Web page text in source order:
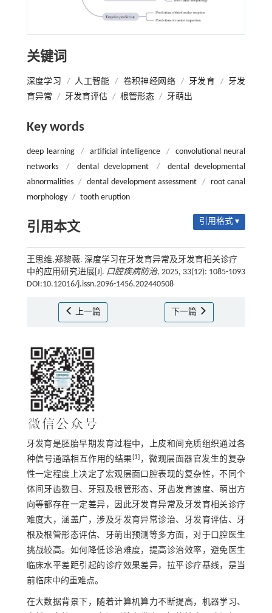
关键词
深度学习 / 人工智能 / 卷积神经网络 / 牙发育 /
牙发
育异常 / 牙发育评估 / 根管形态 / 牙萌出
Key words
deep learning / artificial intelligence /
convolutional neural
networks
/ dental development /
dental developmental
abnormalities / dental development assessment / root canal
morphology / tooth eruption
引用本文 引用格式 ▾
王思维,郑黎薇. 深度学习在牙发育异常及牙发育相关诊疗
中的应用研究进展[J]. 口腔疾病防治, 2025, 33(12): 1085-1093
DOI:10.12016/j.issn.2096-1456.202440508
上一篇 下一篇
牙发育是胚胎早期发育过程中，上皮和间充质组织通过各
种信号通路相互作用的结果[1] ，微观层面器官发生的复杂
性一定程度上决定了宏观层面口腔表现的复杂性，不同个
体间牙齿数目、牙冠及根管形态、牙齿发育速度、萌出方
向等都存在一定差异，因此牙发育异常及牙发育相关诊疗
难度大，涵盖广，涉及牙发育异常诊治、牙发育评估、牙
根及根管形态评估、牙萌出预测等多方面，对于口腔医生
挑战较高。如何降低诊治难度，提高诊治效率，避免医生
临床水平差距引起的诊疗效果差异，拉平诊疗基线，是当
前临床中的重难点。
在大数据背景下，随着计算机算力不断提高，机器学习、